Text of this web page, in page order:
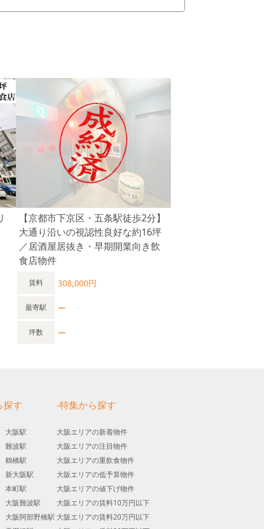
【京都市下京区・五条駅徒歩2分】
大通り沿いの視認性良好な約16坪
／居酒屋居抜き・早期開業向き飲
食店物件
賃料 308,000円
最寄駅 ー
坪数 ー
探す
大阪駅
難波駅
鶴橋駅
新大阪駅
本町駅
大阪難波駅
大阪阿部野橋駅
-特集から探す
大阪エリアの新着物件
大阪エリアの注目物件
大阪エリアの重飲食物件
大阪エリアの低予算物件
大阪エリアの値下げ物件
大阪エリアの賃料10万円以下
大阪エリアの賃料20万円以下